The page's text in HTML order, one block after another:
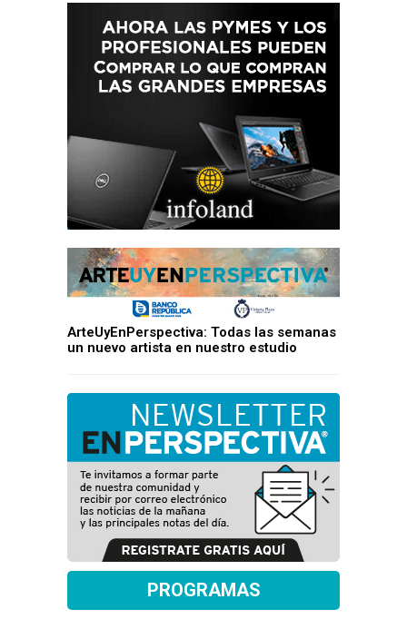
ArteUyEnPerspectiva: Todas las semanas
un nuevo artista en nuestro estudio
PROGRAMAS